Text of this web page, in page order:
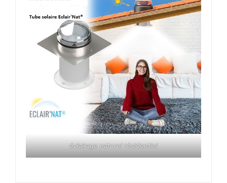
éclairage naturel résidentiel